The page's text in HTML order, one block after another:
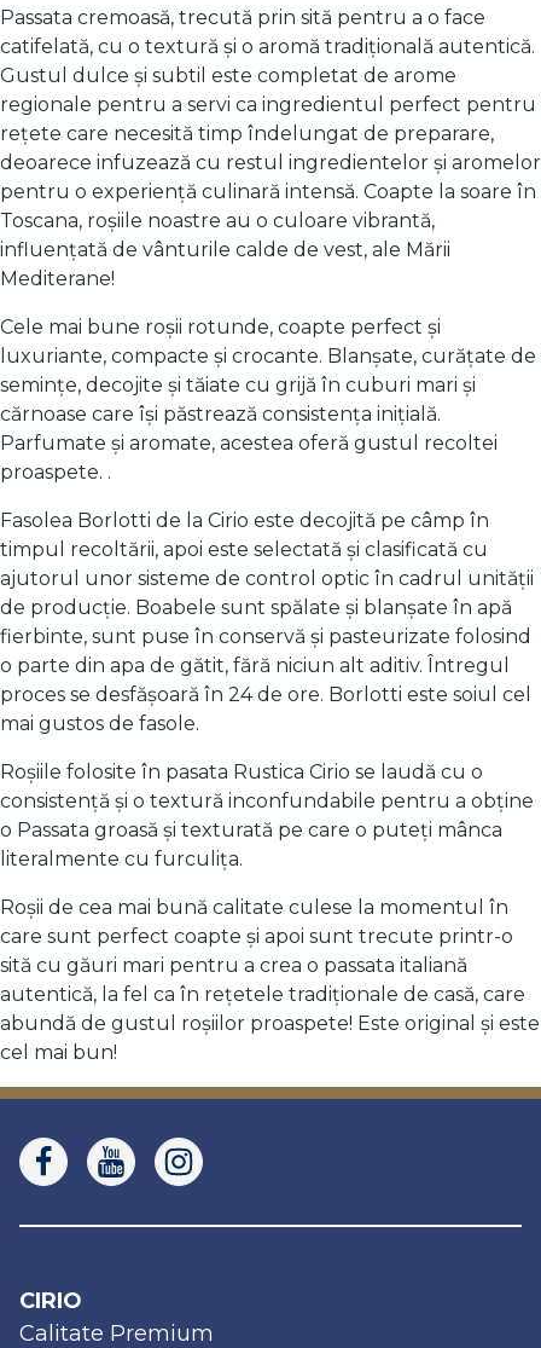
Passata cremoasă, trecută prin sită pentru a o face
catifelată, cu o textură și o aromă tradiţională autentică.
Gustul dulce și subtil este completat de arome
regionale pentru a servi ca ingredientul perfect pentru
reţete care necesită timp îndelungat de preparare,
deoarece infuzează cu restul ingredientelor și aromelor
pentru o experiență culinară intensă. Coapte la soare în
Toscana, roșiile noastre au o culoare vibrantă,
influențată de vânturile calde de vest, ale Mării
Mediterane!
Cele mai bune roșii rotunde, coapte perfect și
luxuriante, compacte și crocante. Blanșate, curățate de
semințe, decojite și tăiate cu grijă în cuburi mari și
cărnoase care își păstrează consistența inițială.
Parfumate și aromate, acestea oferă gustul recoltei
proaspete. .
Fasolea Borlotti de la Cirio este decojită pe câmp în
timpul recoltării, apoi este selectată și clasificată cu
ajutorul unor sisteme de control optic în cadrul unității
de producție. Boabele sunt spălate și blanșate în apă
fierbinte, sunt puse în conservă și pasteurizate folosind
o parte din apa de gătit, fără niciun alt aditiv. Întregul
proces se desfășoară în 24 de ore. Borlotti este soiul cel
mai gustos de fasole.
Roșiile folosite în pasata Rustica Cirio se laudă cu o
consistență şi o textură inconfundabile pentru a obține
o Passata groasă și texturată pe care o puteți mânca
literalmente cu furculița.
Roșii de cea mai bună calitate culese la momentul în
care sunt perfect coapte și apoi sunt trecute printr-o
sită cu găuri mari pentru a crea o passata italiană
autentică, la fel ca în rețetele tradiționale de casă, care
abundă de gustul roșiilor proaspete! Este original și este
cel mai bun!
CIRIO
Calitate Premium